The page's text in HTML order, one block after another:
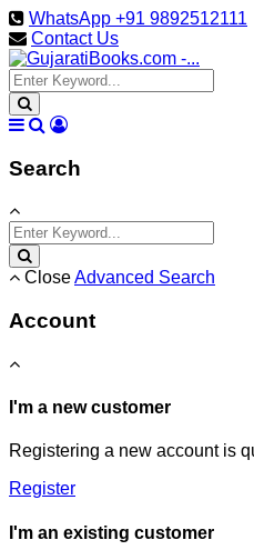
WhatsApp +91 9892512111
Contact Us
Search
CloseAdvanced Search
Account
I'm a new customer
Registering a new account is
Register
I'm an existing customer